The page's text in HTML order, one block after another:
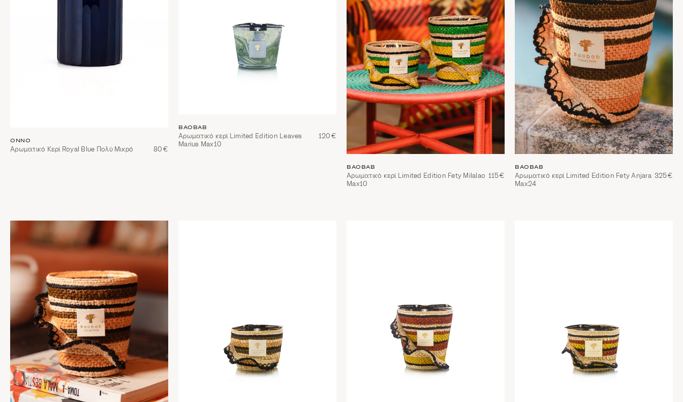
ONNO
Αρωματικό Κερί Royal Blue Πολύ Μικρό 80€
BAOBAB
Αρωματικό κερί Limited Edition Leaves
Marius Max10
120€
BAOBAB
Αρωματικό κερί Limited Edition Fety Milalao
Max10
115€
BAOBAB
Αρωματικό κερί Limited Edition Fety Anjara
Max24
325€